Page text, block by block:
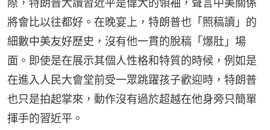
將會比以往都好。在晚宴上，特朗普也「照稿讀」的
細數中美友好歷史，沒有他一貫的脫稿「爆肚」場
面。即使是在展示其個人性格和特質的時候，例如是
在進入人民大會堂前受一眾跳躍孩子歡迎時，特朗普
也只是拍起掌來，動作沒有過於超越在他身旁只簡單
揮手的習近平。